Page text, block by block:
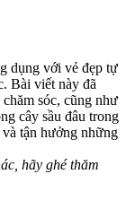
dụng với vẻ đẹp tự
Bài viết này đã
sóc, cũng như
cây sầu đâu trong
tận hưởng những
hãy ghé thăm